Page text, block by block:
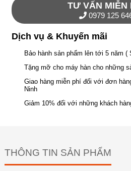
TƯ VẤN MIỄN
0979 125
Dịch vụ & Khuyến mãi
Bảo hành sản phẩm lên tới 5 năm
Tặng mỡ cho máy hàn cho những
Giao hàng miễn phí đối với đơn
Ninh
Giảm 10% đối với những khách
THÔNG TIN SẢN PHẨM